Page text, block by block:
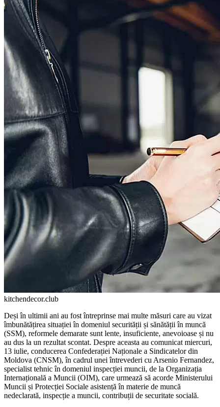
kitchendecor.club
Deși în ultimii ani au fost întreprinse mai multe măsuri care au vizat
îmbunătățirea situației în domeniul securității și sănătății în muncă
(SSM), reformele demarate sunt lente, insuficiente, anevoioase și nu
au dus la un rezultat scontat. Despre aceasta au comunicat miercuri,
13 iulie, conducerea Confederației Naționale a Sindicatelor din
Moldova (CNSM), în cadrul unei întrevederi cu Arsenio Fernandez,
specialist tehnic în domeniul inspecției muncii, de la Organizația
Internațională a Muncii (OIM), care urmează să acorde Ministerului
Muncii și Protecției Sociale asistență în materie de muncă
nedeclarată, inspecție a muncii, contribuții de securitate socială.